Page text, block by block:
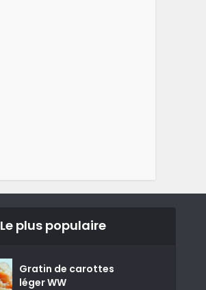
Le plus populaire
Gratin de carottes
léger WW